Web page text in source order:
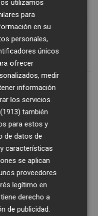
MARÍA
utilizamos
para
en su
personales,
únicos
ofrecer
medir
información
los servicios.
también
para estos y
de datos de
características
se aplican
proveedores
legítimo en
derecho a
de publicidad